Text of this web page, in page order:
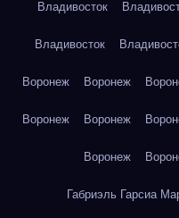
Владивосток
Владивосток
Воронеж Воронеж
Воронеж Воронеж
Воронеж
Габриэль Гарсиа